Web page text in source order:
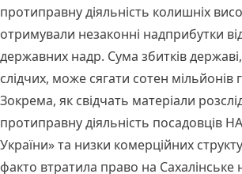
протиправну діяльність колишніх
отримували незаконні надприбутки
державних надр. Сума збитків
слідчих, може сягати сотен мільйонів
Зокрема, як свідчать матеріали
протиправну діяльність посадовців
України» та низки комерційних
факто втратила право на Сахалінське